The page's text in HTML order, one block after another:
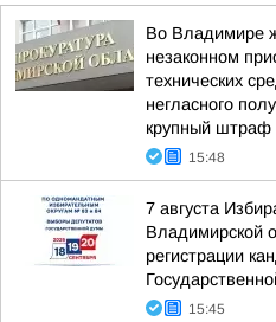
Во Владимире
незаконном
технических
негласного
крупный штраф
15:48
7 августа
Владимирской
регистрации
15:45